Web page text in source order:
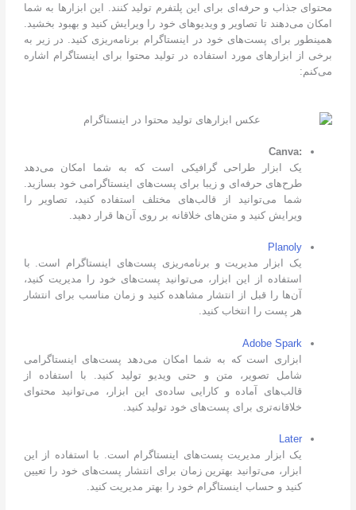
محتوای جذاب و حرفه‌ای برای این پلتفرم تولید کنند. این ابزارها به شما
امکان می‌دهند تا تصاویر و ویدیوهای خود را ویرایش کنید و بهبود بخشید.
همینطور برای پست‌های خود در اینستاگرام برنامه‌ریزی کنید. در زیر به
برخی از ابزارهای مورد استفاده در تولید محتوا برای اینستاگرام اشاره
می‌کنم:
:Canva
یک ابزار طراحی گرافیکی است که به شما امکان می‌دهد
طرح‌های حرفه‌ای و زیبا برای پست‌های اینستاگرامی خود بسازید.
شما می‌توانید از قالب‌های مختلف استفاده کنید، تصاویر را
ویرایش کنید و متن‌های خلاقانه بر روی آن‌ها قرار دهید.
Planoly
یک ابزار مدیریت و برنامه‌ریزی پست‌های اینستاگرام است. با
استفاده از این ابزار، می‌توانید پست‌های خود را مدیریت کنید،
آن‌ها را قبل از انتشار مشاهده کنید و زمان مناسب برای انتشار
هر پست را انتخاب کنید.
Adobe Spark
ابزاری است که به شما امکان می‌دهد پست‌های اینستاگرامی
شامل تصویر، متن و حتی ویدیو تولید کنید. با استفاده از
قالب‌های آماده و کارایی ساده‌ی این ابزار، می‌توانید محتوای
خلاقانه‌تری برای پست‌های خود تولید کنید.
Later
یک ابزار مدیریت پست‌های اینستاگرام است. با استفاده از این
ابزار، می‌توانید بهترین زمان برای انتشار پست‌های خود را تعیین
کنید و حساب اینستاگرام خود را بهتر مدیریت کنید.